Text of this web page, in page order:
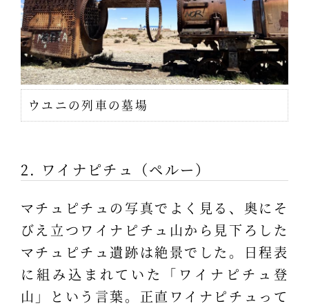
ウユニの列車の墓場
2. ワイナピチュ（ペルー）
マチュピチュの写真でよく見る、奥にそ
びえ立つワイナピチュ山から見下ろした
マチュピチュ遺跡は絶景でした。日程表
に組み込まれていた「ワイナピチュ登
山」という言葉。正直ワイナピチュって